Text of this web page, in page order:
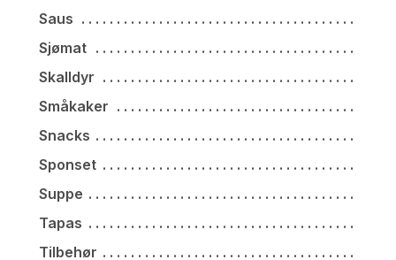
Saus
Sjømat
Skalldyr
Småkaker
Snacks
Sponset
Suppe
Tapas
Tilbehør